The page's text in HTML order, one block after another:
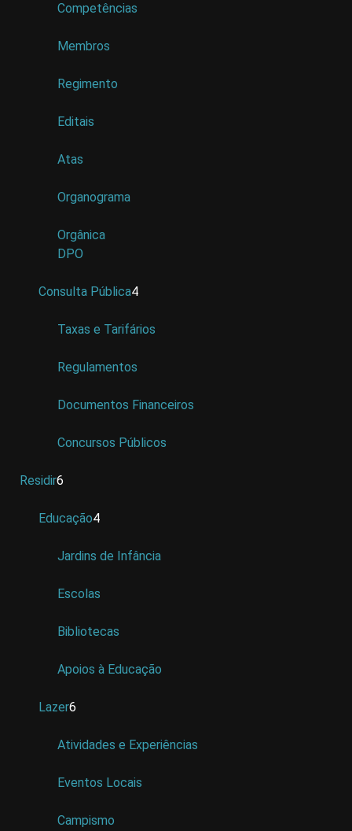
Competências
Membros
Regimento
Editais
Atas
Organograma
Orgânica
DPO
Consulta Pública4
Taxas e Tarifários
Regulamentos
Documentos Financeiros
Concursos Públicos
Residir6
Educação4
Jardins de Infância
Escolas
Bibliotecas
Apoios à Educação
Lazer6
Atividades e Experiências
Eventos Locais
Campismo